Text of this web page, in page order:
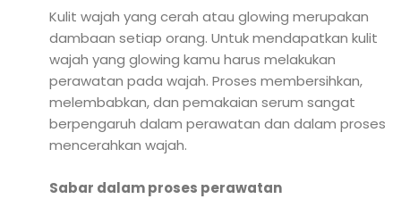
Kulit wajah yang cerah atau glowing merupakan
dambaan setiap orang. Untuk mendapatkan kulit
wajah yang glowing kamu harus melakukan
perawatan pada wajah. Proses membersihkan,
melembabkan, dan pemakaian serum sangat
berpengaruh dalam perawatan dan dalam proses
mencerahkan wajah.
Sabar dalam proses perawatan